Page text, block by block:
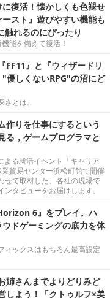
復活！懐かしくも色褪せ
スト』遊びやすい機能も
触れるのにぴったり
能を備えて復活！
FF11』と『ウィザードリ
優しくないRPG"の沼にど
とは。
作りを仕事にするという
る，ゲームプログラマと
る就活イベント「キャリア
貿易センター浜松町館で開催
せて取材した、各社の現場で
タビューをお届けします。
6』をプレイ。ハ
ドゲーミングの底力を体
ィックスはもちろん最高設定
姉さんまでよりどりみど
しよう！「クトゥルフ×美